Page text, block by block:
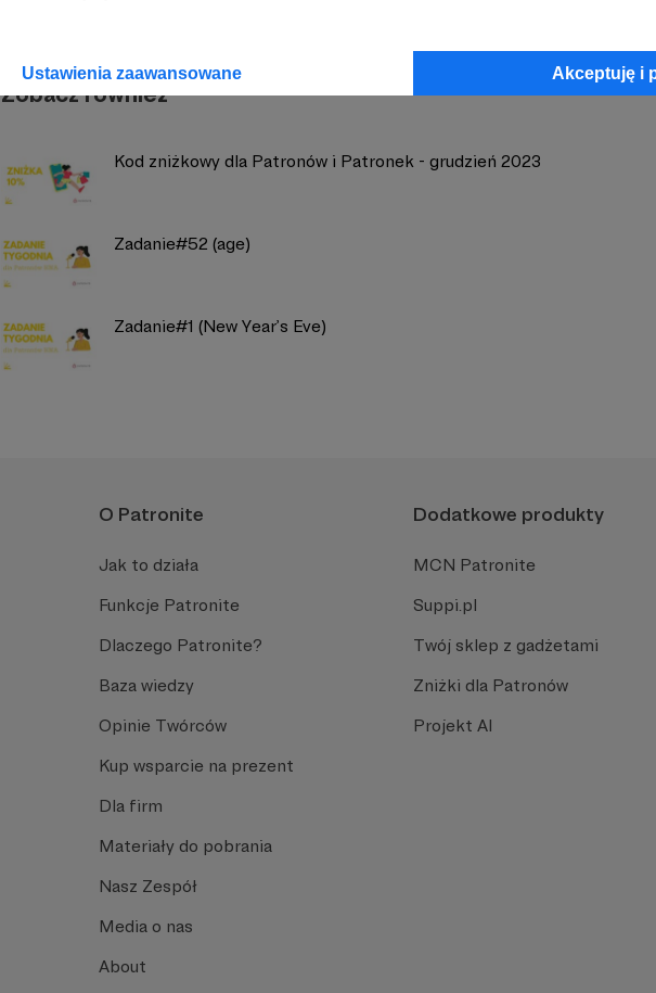
Ustawienia zaawansowane Akceptuję i
Zobacz również
Kod zniżkowy dla Patronów i Patronek - grudzień 2023
Zadanie#52 (age)
Zadanie#1 (New Year’s Eve)
O Patronite
Jak to działa
Funkcje Patronite
Dlaczego Patronite?
Baza wiedzy
Opinie Twórców
Kup wsparcie na prezent
Dla firm
Materiały do pobrania
Nasz Zespół
Media o nas
About
Dodatkowe produkty
MCN Patronite
Suppi.pl
Twój sklep z gadżetami
Zniżki dla Patronów
Projekt AI